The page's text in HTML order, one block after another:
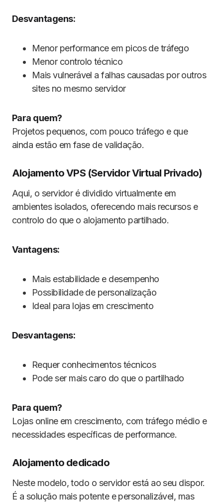
Desvantagens:
Menor performance em picos de tráfego
Menor controlo técnico
Mais vulnerável a falhas causadas por outros
sites no mesmo servidor
Para quem?
Projetos pequenos, com pouco tráfego e que
ainda estão em fase de validação.
Alojamento VPS (Servidor Virtual Privado)
Aqui, o servidor é dividido virtualmente em
ambientes isolados, oferecendo mais recursos e
controlo do que o alojamento partilhado.
Vantagens:
Mais estabilidade e desempenho
Possibilidade de personalização
Ideal para lojas em crescimento
Desvantagens:
Requer conhecimentos técnicos
Pode ser mais caro do que o partilhado
Para quem?
Lojas online em crescimento, com tráfego médio e
necessidades específicas de performance.
Alojamento dedicado
Neste modelo, todo o servidor está ao seu dispor.
É a solução mais potente e personalizável, mas